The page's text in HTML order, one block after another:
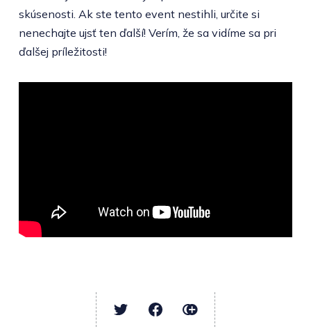
skúsenosti. Ak ste tento event nestihli, určite si
nenechajte ujsť ten ďalší! Verím, že sa vidíme sa pri
ďalšej príležitosti!